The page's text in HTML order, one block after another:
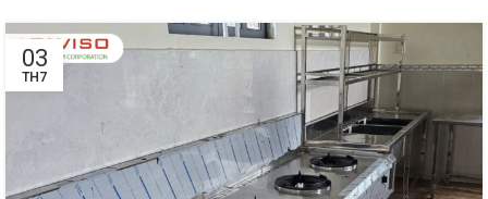
03
TH7